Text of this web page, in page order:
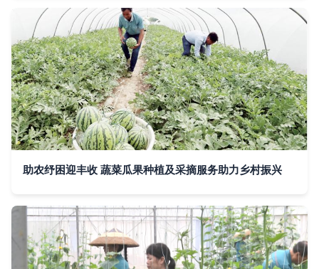
助农纾困迎丰收 蔬菜瓜果种植及采摘服务助力乡村振兴